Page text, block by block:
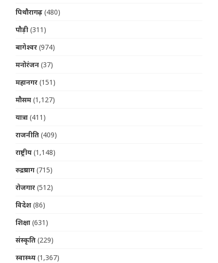
पिथौरागढ़ (480)
पौड़ी (311)
बागेश्वर (974)
मनोरंजन (37)
महानगर (151)
मौसम (1,127)
यात्रा (411)
राजनीति (409)
राष्ट्रीय (1,148)
रुद्रप्रयाग (715)
रोजगार (512)
विदेश (86)
शिक्षा (631)
संस्कृति (229)
स्वास्थ्य (1,367)